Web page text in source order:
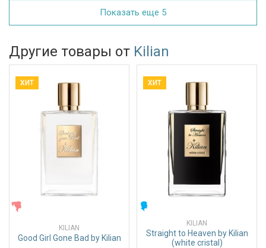
Показать еще 5
Другие товары от Kilian
ХИТ
KILIAN
Good Girl Gone Bad by Kilian
ХИТ
KILIAN
Straight to Heaven by Kilian
(white cristal)